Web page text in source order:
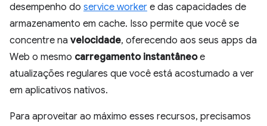
desempenho do service worker e das capacidades de
armazenamento em cache. Isso permite que você se
concentre na velocidade, oferecendo aos seus apps da
Web o mesmo carregamento instantâneoe
atualizações regulares que você está acostumado a ver
em aplicativos nativos.
Para aproveitar ao máximo esses recursos, precisamos